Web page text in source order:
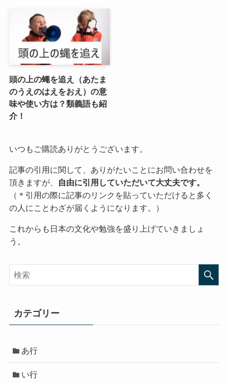
頭の上の蠅を追え（あたま
のうえのはえをおえ）の意
味や使い方は？類義語も紹
介！
いつもご購読ありがとうございます。
記事の引用に関して、ありがたいことにお問い合わせを
頂きますが、
自由に引用していただいて大丈夫です。
（＊引用の際に記事のリンクを貼っていただけると多く
の人にことわざが届くようになります。）
これからも日本の文化や勉強を盛り上げていきましょ
う。
カテゴリー
あ行
い行